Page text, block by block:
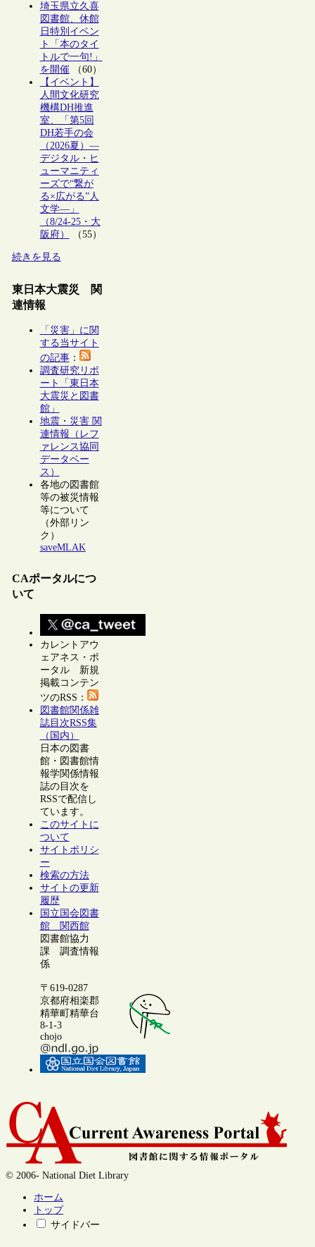
埼玉県立久喜
図書館、休館
日特別イベン
ト「本のタイ
トルで一句!」
を開催（60）
【イベント】
人間文化研究
機構DH推進
室、「第5回
DH若手の会
（2026夏）―
デジタル・ヒ
ューマニティ
ーズで“繋が
る×広がる”人
文学―」
（8/24-25・大
阪府）
（55）
続きを見る
東日本大震災 関
連情報
「災害」に関
する当サイト
の記事：
調査研究リポ
ート「東日本
大震災と図書
館」
地震・災害 関
連情報（レフ
ァレンス協同
データベー
ス）
各地の図書館
等の被災情報
等について
（外部リン
ク）
saveMLAK
CAポータルにつ
いて
カレントアウ
ェアネス・ポ
ータル 新規
掲載コンテン
ツのRSS：
図書館関係雑
誌目次RSS集
（国内）
日本の図書
館・図書館情
報学関係情報
誌の目次を
RSSで配信し
ています。
このサイトに
ついて
サイトポリシ
ー
検索の方法
サイトの更新
履歴
国立国会図書
館 関西館
図書館協力
課 調査情報
係
〒619-0287
京都府相楽郡
精華町精華台
8-1-3
chojo
© 2006- National Diet Library
ホーム
トップ
サイドバー